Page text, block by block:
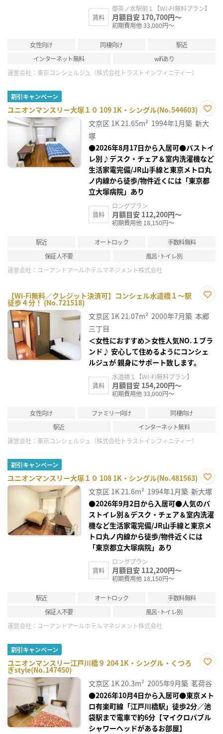
賃料
御茶ノ水駅前１【WI-FI無料プラン】
月額目安 170,700円～
初期費用他 33,000円～
女性向け 同棲向け
駅近
インターネット無料
wifiあり
運営会社： 東京コンシェルジュ（株式会社トラストインフィニティー）
割引キャンペーン
ユニオンマンスリー大塚１０ 109 1K・シングル(No.544603)
お気
に入
文京区 1K21.65m² 1994年1月築 新大
塚
●2026年8月17日から入居可●バストイ
レ別♪デスク・チェア＆室内洗濯機など
生活家電完備/JR山手線と東京メトロ丸
ノ内線から徒歩/物件近くには「東京都
立大塚病院」あり
賃料
ロングプラン
月額目安 112,200円～
初期費用他 18,150円～
駅近 オートロック
手数料無料
保証人不要
風呂･トイレ別
運営会社： ユーアンドアールホテルマネジメント株式会社
【Wi-Fi無料／クレジット決済可】コンシェル水道橋１～駅
徒歩４分！ (No.721518)
に入
り登
文京区 1K21.07m² 2000年7月築 本郷
三丁目
＜女性におすすめ＞女性人気NO.１ブラ
ンド♪ 安心して住めるようにコンシェ
ルジュが 親身にサポート致します。
賃料
水道橋１【WI-FI無料プラン】
月額目安 154,200円～
初期費用他 33,000円～
女性向け ファミリー向け
同棲向け
駅近
インターネット無料
運営会社： 東京コンシェルジュ（株式会社トラストインフィニティー）
割引キャンペーン
ユニオンマンスリー大塚１０ 108 1K・シングル(No.481563)
お気
に入
り登
録
文京区 1K21.6m² 1994年1月築 新大塚
●2026年9月2日から入居可●人気のバ
ストイレ別＆デスク・チェア＆室内洗濯
機など生活家電完備/JR山手線と東京メ
トロ丸ノ内線から徒歩/物件近くには
「東京都立大塚病院」あり
賃料
ロングプラン
月額目安 112,200円～
初期費用他 18,150円～
駅近 オートロック
手数料無料
保証人不要
風呂･トイレ別
運営会社： ユーアンドアールホテルマネジメント株式会社
割引キャンペーン
ユニオンマンスリー江戸川橋９ 204 1K・シングル・くつろ
ぎstyle(No.147450)
に入
り登
録
文京区 1K20.3m² 2005年9月築 茗荷谷
●2026年10月4日から入居可●東京メト
ロ有楽町線「江戸川橋駅」徒歩2分／池
袋駅まで電車で約6分【マイクロバブル
シャワーヘッドがあるお部屋】